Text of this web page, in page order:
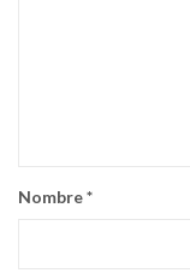
Nombre*